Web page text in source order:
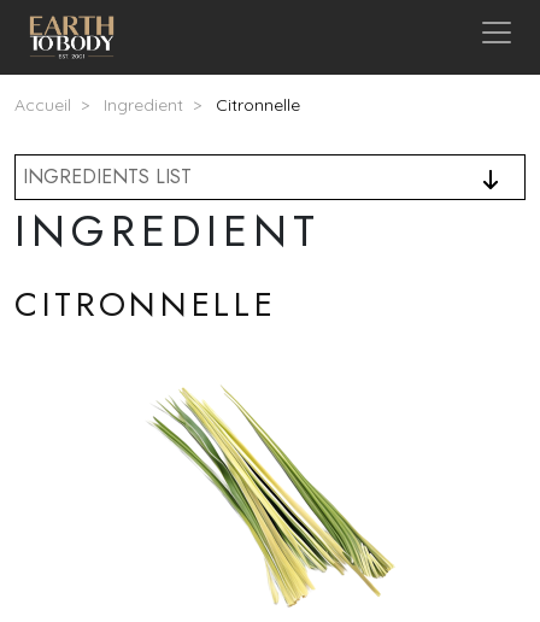
Aller au contenu principal
Fil d'Ariane
Accueil Ingredient Citronnelle
INGREDIENTS LIST
INGREDIENT
CITRONNELLE